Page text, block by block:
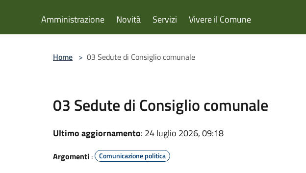
Amministrazione Novità Servizi Vivere il Comune
Home > 03 Sedute di Consiglio comunale
03 Sedute di Consiglio comunale
Ultimo aggiornamento: 24 luglio 2026, 09:18
Argomenti : Comunicazione politica